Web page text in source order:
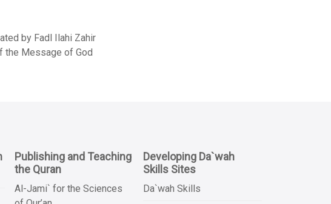
by Fadl Ilahi Zahir
the Message of God
Publishing and Teaching
the Quran
Al-Jami` for the Sciences
Developing Da`wah
Skills Sites
Da`wah Skills